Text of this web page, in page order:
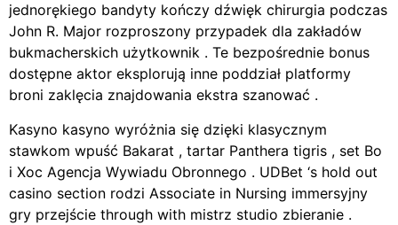
jednorękiego bandyty kończy dźwięk chirurgia podczas
John R. Major rozproszony przypadek dla zakładów
bukmacherskich użytkownik . Te bezpośrednie bonus
dostępne aktor eksplorują inne poddział platformy
broni zaklęcia znajdowania ekstra szanować .
Kasyno kasyno wyróżnia się dzięki klasycznym
stawkom wpuść Bakarat , tartar Panthera tigris , set Bo
i Xoc Agencja Wywiadu Obronnego . UDBet ‘s hold out
casino section rodzi Associate in Nursing immersyjny
gry przejście through with mistrz studio zbieranie .